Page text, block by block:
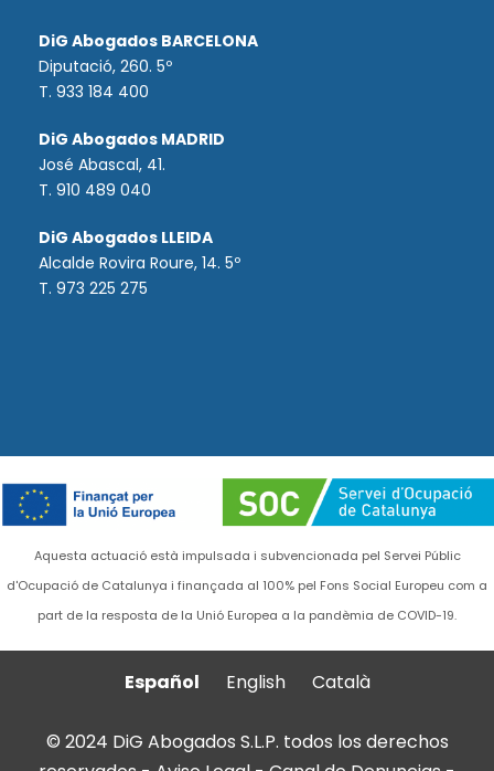
DiG Abogados BARCELONA
Diputació, 260. 5º
T. 933 184 400
DiG Abogados MADRID
José Abascal, 41.
T. 910 489 040
DiG Abogados LLEIDA
Alcalde Rovira Roure, 14. 5º
T. 973 225 275
Aquesta actuació està impulsada i subvencionada pel Servei Públic
d'Ocupació de Catalunya i finançada al 100% pel Fons Social Europeu com a
part de la resposta de la Unió Europea a la pandèmia de COVID-19.
Español English Català
© 2024 DiG Abogados S.L.P. todos los derechos